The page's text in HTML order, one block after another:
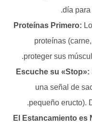
día
Proteínas Primero:
proteínas
proteger sus
Escuche su
una señal de
pequeño eructo).
El Estancamiento